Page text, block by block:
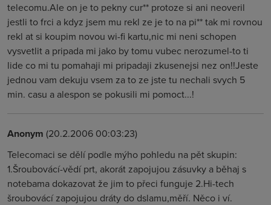
telecomu.Ale on je to pekny cur** protoze si ani neoveril
jestli to frci a kdyz jsem mu rekl ze je to na pi** tak mi rovnou
rekl at si koupim novou wi-fi kartu,nic mi neni schopen
vysvetlit a pripada mi jako by tomu vubec nerozumel-to ti
lide co mi tu pomahaji mi pripadaji zkusenejsi nez on!!Jeste
jednou vam dekuju vsem za to ze jste tu nechali svych 5
min. casu a alespon se pokusili mi pomoct...!
Anonym (20.2.2006 00:03:23)
Telecomaci se dělí podle mýho pohledu na pět skupin:
1.Šroubovácí-vědí prt, akorát zapojujou zásuvky a běhaj s
notebama dokazovat že jim to přeci funguje 2.Hi-tech
šroubovácí zapojujou dráty do dslamu,měří. Něco i ví.